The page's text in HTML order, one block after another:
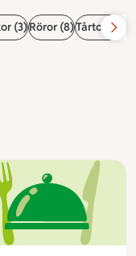
(3)Röror (8)Tårtor (6)